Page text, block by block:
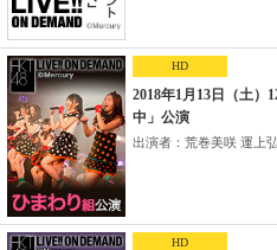
HD
2018年1月13日（土
中」公演
出演者：荒巻美咲 運上
HD